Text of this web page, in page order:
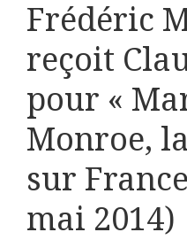
Frédéric
reçoit
pour «
Monroe,
sur
mai 2014)